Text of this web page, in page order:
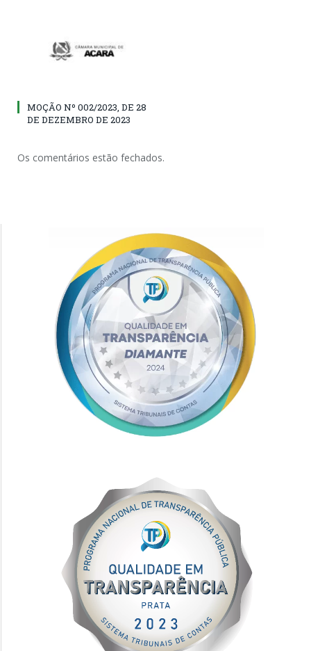
MOÇÃO Nº 002/2023, DE 28
DE DEZEMBRO DE 2023
Os comentários estão fechados.